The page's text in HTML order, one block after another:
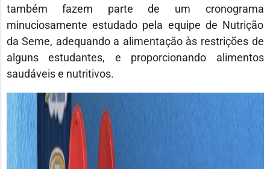
também fazem parte de um cronograma
minuciosamente estudado pela equipe de Nutrição
da Seme, adequando a alimentação às restrições de
alguns estudantes, e proporcionando alimentos
saudáveis e nutritivos.